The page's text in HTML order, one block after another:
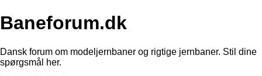
Baneforum.dk
Dansk forum om modeljernbaner og rigtige jernbaner. Stil dine
spørgsmål her.